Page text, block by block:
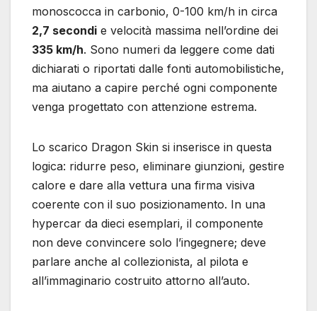
monoscocca in carbonio, 0-100 km/h in circa
2,7 secondi e velocità massima nell’ordine dei
335 km/h. Sono numeri da leggere come dati
dichiarati o riportati dalle fonti automobilistiche,
ma aiutano a capire perché ogni componente
venga progettato con attenzione estrema.
Lo scarico Dragon Skin si inserisce in questa
logica: ridurre peso, eliminare giunzioni, gestire
calore e dare alla vettura una firma visiva
coerente con il suo posizionamento. In una
hypercar da dieci esemplari, il componente
non deve convincere solo l’ingegnere; deve
parlare anche al collezionista, al pilota e
all’immaginario costruito attorno all’auto.